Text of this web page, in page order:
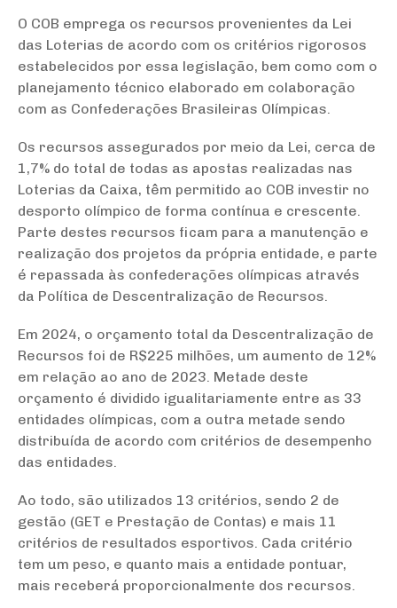
O COB emprega os recursos provenientes da Lei
das Loterias de acordo com os critérios rigorosos
estabelecidos por essa legislação, bem como com o
planejamento técnico elaborado em colaboração
com as Confederações Brasileiras Olímpicas.
Os recursos assegurados por meio da Lei, cerca de
1,7% do total de todas as apostas realizadas nas
Loterias da Caixa, têm permitido ao COB investir no
desporto olímpico de forma contínua e crescente.
Parte destes recursos ficam para a manutenção e
realização dos projetos da própria entidade, e parte
é repassada às confederações olímpicas através
da Política de Descentralização de Recursos.
Em 2024, o orçamento total da Descentralização de
Recursos foi de R$225 milhões, um aumento de 12%
em relação ao ano de 2023. Metade deste
orçamento é dividido igualitariamente entre as 33
entidades olímpicas, com a outra metade sendo
distribuída de acordo com critérios de desempenho
das entidades.
Ao todo, são utilizados 13 critérios, sendo 2 de
gestão (GET e Prestação de Contas) e mais 11
critérios de resultados esportivos. Cada critério
tem um peso, e quanto mais a entidade pontuar,
mais receberá proporcionalmente dos recursos.